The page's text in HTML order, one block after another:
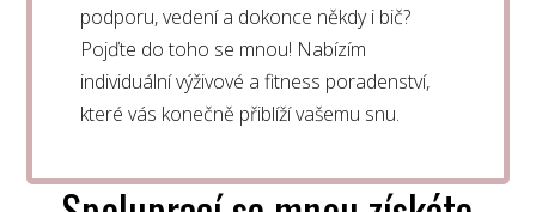
podporu, vedení a dokonce někdy i bič?
Pojďte do toho se mnou! Nabízím
individuální výživové a fitness poradenství,
které vás konečně přiblíží vašemu snu.